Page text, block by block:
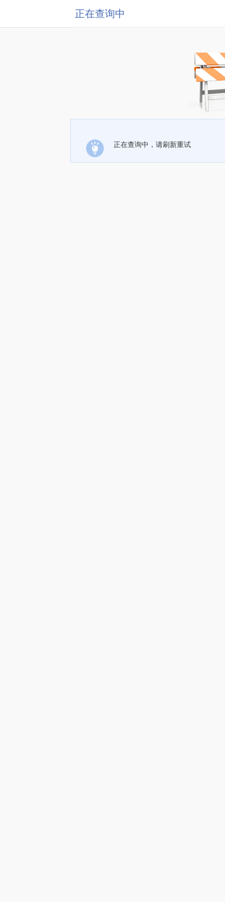
正在查询中
正在查询中，请刷新重试